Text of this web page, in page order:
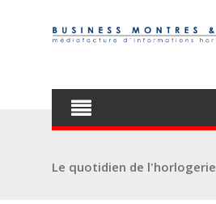
Le quotidien de l'horlogerie